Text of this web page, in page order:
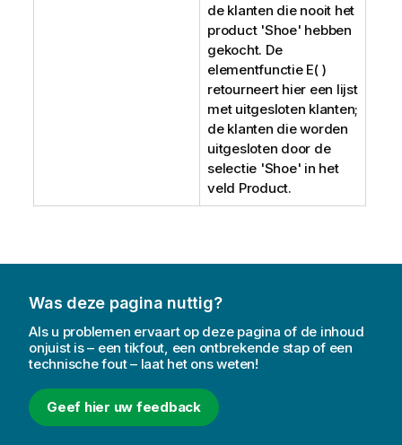
de klanten die nooit het
product 'Shoe' hebben
gekocht. De
elementfunctie E( )
retourneert hier een lijst
met uitgesloten klanten;
de klanten die worden
uitgesloten door de
selectie 'Shoe' in het
veld Product.
Was deze pagina nuttig?
Als u problemen ervaart op deze pagina of de inhoud
onjuist is – een tikfout, een ontbrekende stap of een
technische fout – laat het ons weten!
Geef hier uw feedback